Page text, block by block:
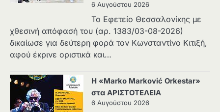
6 Αυγούστου 2026
Το Εφετείο Θεσσαλονίκης με
χθεσινή απόφασή του (αρ. 1383/03-08-2026)
δικαίωσε για δεύτερη φορά τον Κωνσταντίνο Κιτιξή,
αφού έκρινε οριστικά και…
Η «Marko Marković Orkestar»
στα ΑΡΙΣΤΟΤΕΛΕΙΑ
6 Αυγούστου 2026